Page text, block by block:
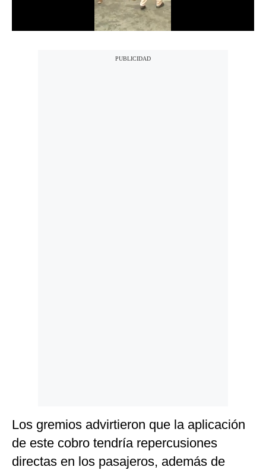
Cookies
Los gremios advirtieron que la aplicación
de este cobro tendría repercusiones
directas en los pasajeros, además de